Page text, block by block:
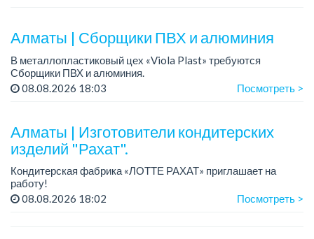
Алматы | Сборщики ПВХ и алюминия
В металлопластиковый цех «Viola Plast» требуются
Сборщики ПВХ и алюминия.
График работы: 5/2, с 08.00 до 17.00.
08.08.2026 18:03 Посмотреть >
Алматы | Изготовители кондитерских
изделий "Рахат".
Кондитерская фабрика «ЛОТТЕ РАХАТ» приглашает на
работу!
График работы: сменный.
08.08.2026 18:02 Посмотреть >